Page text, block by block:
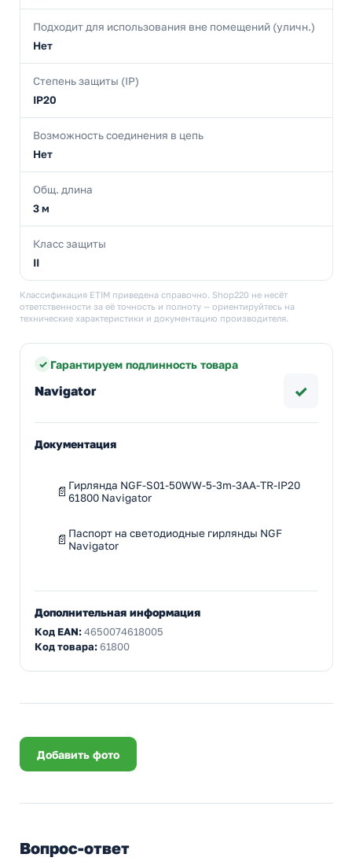
Подходит для использования вне помещений (уличн.)
Нет
Степень защиты (IP)
IP20
Возможность соединения в цепь
Нет
Общ. длина
3 м
Класс защиты
II
Классификация ETIM приведена справочно. Shop220 не несёт
ответственности за её точность и полноту — ориентируйтесь на
технические характеристики и документацию производителя.
Гарантируем подлинность товара
Navigator ✓
Документация
Гирлянда NGF-S01-50WW-5-3m-3AA-TR-IP20
61800 Navigator
Паспорт на светодиодные гирлянды NGF
Navigator
Дополнительная информация
Код EAN:4650074618005
Код товара:61800
Добавить фото
Вопрос-ответ